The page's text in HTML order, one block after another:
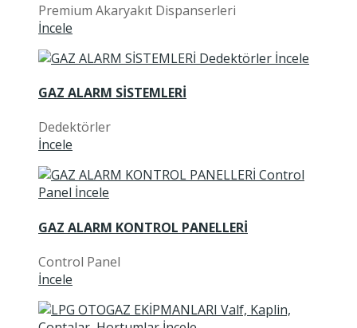
Premium Akaryakıt Dispanserleri
İncele
GAZ ALARM SİSTEMLERİ
Dedektörler
İncele
GAZ ALARM KONTROL PANELLERİ
Control Panel
İncele